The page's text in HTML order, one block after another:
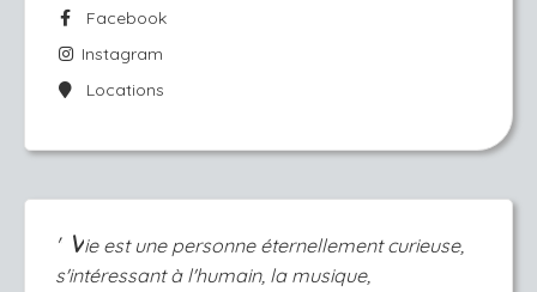
Facebook
Instagram
Locations
'' Vie est une personne éternellement curieuse,
s'intéressant à l'humain, la musique,